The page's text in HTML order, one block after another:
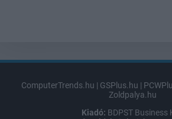
ComputerTrends.hu | GSPlus.hu |
Zoldpalya.hu
Kiadó: BDPST Business